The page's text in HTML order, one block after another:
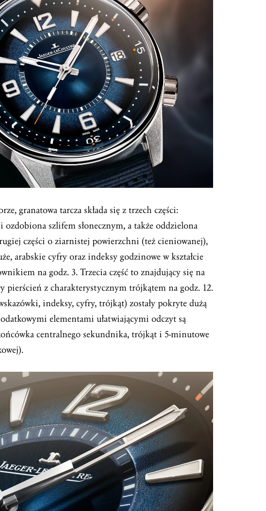
granatowa tarcza składa się z trzech części:
ozdobiona szlifem słonecznym, a także oddzielona
części o ziarnistej powierzchni (też cieniowanej),
arabskie cyfry oraz indeksy godzinowe w kształcie
na godz. 3. Trzecia część to znajdujący się na
pierścień z charakterystycznym trójkątem na godz. 12.
indeksy, cyfry, trójkąt) zostały pokryte dużą
elementami ułatwiającymi odczyt są
centralnego sekundnika, trójkąt i 5-minutowe